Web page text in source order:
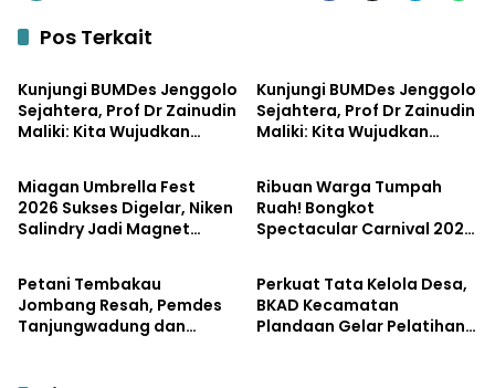
Pos Terkait
Pemerintahan
Kunjungi BUMDes Jenggolo
Sejahtera, Prof Dr Zainudin
Maliki: Kita Wujudkan
dengan Potensi Desa
Kunjungi BUMDes Jenggolo
Sejahtera, Prof Dr Zainudin
Maliki: Kita Wujudkan
dengan Potensi Desa
Pemerintahan
Miagan Umbrella Fest
2026 Sukses Digelar, Niken
Salindry Jadi Magnet
Pemerintahan
Ribuan Warga Tumpah
Ruah! Bongkot
Spectacular Carnival 2026
Pemerintahan
Petani Tembakau
Jombang Resah, Pemdes
Tanjungwadung dan
Pemerintahan
Perkuat Tata Kelola Desa,
BKAD Kecamatan
Plandaan Gelar Pelatihan